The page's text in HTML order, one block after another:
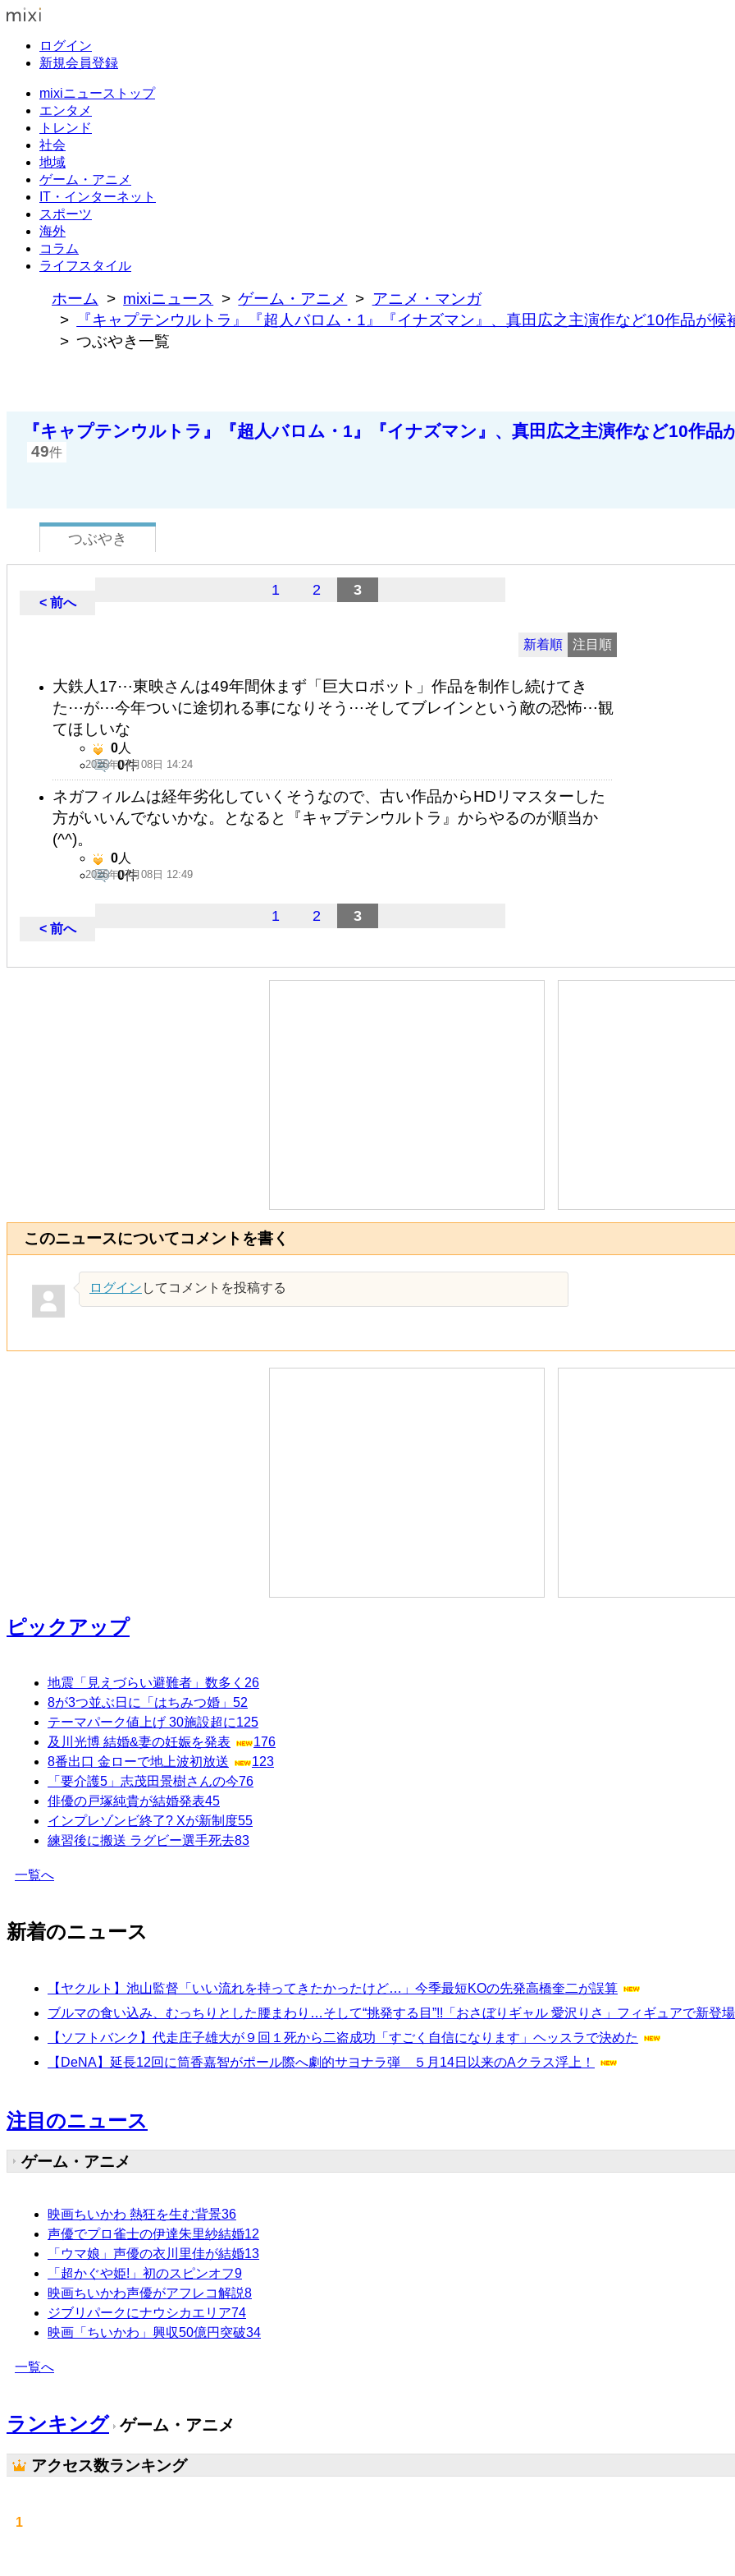
ログイン
新規会員登録
mixiニューストップ
エンタメ
トレンド
社会
地域
ゲーム・アニメ
IT・インターネット
スポーツ
海外
コラム
ライフスタイル
ホーム mixiニュース ゲーム・アニメ
アニメ・マンガ
『キャプテンウルトラ』『超人バロム・1』『イナズマン』、真田広之主演作など10作品が
つぶやき一覧
『キャプテンウルトラ』『超人バロム・1』『イナズマン』、真田広之主演作など10作
49件
つぶやき
< 前へ
1 2 3
新着順 注目順
大鉄人17⋯東映さんは49年間休まず「巨大ロボット」作品を制作し続けてき
た⋯が⋯今年ついに途切れる事になりそう⋯そしてブレインという敵の恐怖⋯観
てほしいな
2026年07月08日 14:24
0人
0件
ネガフィルムは経年劣化していくそうなので、古い作品からHDリマスターした
方がいいんでないかな。となると『キャプテンウルトラ』からやるのが順当か
(⁠^⁠^⁠)。
2026年07月08日 12:49
0人
0件
< 前へ
1 2 3
このニュースについてコメントを書く
ログイン してコメントを投稿する
ピックアップ
地震「見えづらい避難者」数多く 26
8が3つ並ぶ日に「はちみつ婚」 52
テーマパーク値上げ 30施設超に125
及川光博 結婚&妻の妊娠を発表
176
8番出口 金ローで地上波初放送
123
「要介護5」志茂田景樹さんの今76
俳優の戸塚純貴が結婚発表45
インプレゾンビ終了? Xが新制度55
練習後に搬送 ラグビー選手死去83
一覧へ
新着のニュース
【ヤクルト】池山監督「いい流れを持ってきたかったけど…」今季最短KOの先発高橋奎二が誤算
ブルマの食い込み、むっちりとした腰まわり…そして“挑発する目”!!「おさぼりギャル 愛沢りさ」フィギュアで新登場
【ソフトバンク】代走庄子雄大が９回１死から二盗成功「すごく自信になります」ヘッスラで決めた
【DeNA】延長12回に筒香嘉智がポール際へ劇的サヨナラ弾 ５月14日以来のAクラス浮上！
注目のニュース
ゲーム・アニメ
映画ちいかわ 熱狂を生む背景36
声優でプロ雀士の伊達朱里紗結婚12
「ウマ娘」声優の衣川里佳が結婚13
「超かぐや姫!」初のスピンオフ9
映画ちいかわ声優がアフレコ解説8
ジブリパークにナウシカエリア74
映画「ちいかわ」興収50億円突破34
一覧へ
ランキング ゲーム・アニメ
アクセス数ランキング
1